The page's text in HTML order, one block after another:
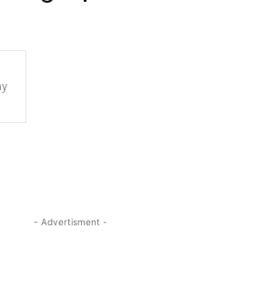
- Advertisment -